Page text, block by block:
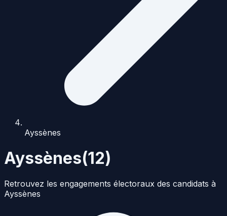
Ayssènes
Ayssènes(12)
Retrouvez les engagements électoraux des candidats à
Ayssènes